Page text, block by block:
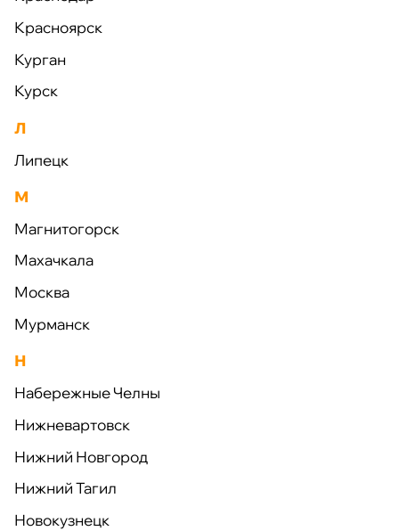
Сваи;
Элементы коллекторов;
Производство по технологии
вибропрессования:
Тротуарная плитка;
Стеновые блоки;
Малые архитектурные формы
Оформите заявку на услугу
Красноярск
Курган
Курск
Л
Липецк
М
Магнитогорск
Махачкала
Москва
Мурманск
Н
Набережные Челны
Нижневартовск
Нижний Новгород
Нижний Тагил
Новокузнецк